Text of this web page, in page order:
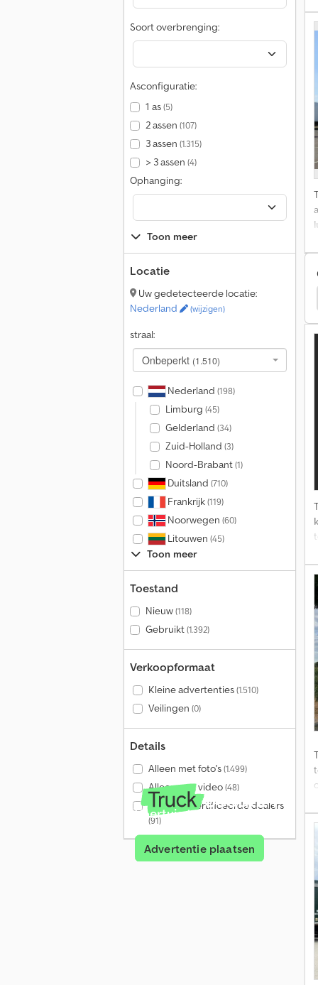
Soort overbrenging:
Asconfiguratie:
1 as(5)
2 assen (107)
3 assen (1.315)
> 3 assen (4)
Ophanging:
Toon meer
Locatie
Uw gedetecteerde locatie:
Nederland
(wijzigen)
straal:
Onbeperkt (1.510)
Nederland (198)
Limburg (45)
Gelderland (34)
Zuid-Holland (3)
Noord-Brabant(1)
Duitsland (710)
Frankrijk(119)
Noorwegen (60)
Litouwen (45)
Toon meer
Toestand
Nieuw(118)
Gebruikt(1.392)
Verkoopformaat
Kleine advertenties(1.510)
Veilingen (0)
Details
Alleen met foto's(1.499)
Alleen met video(48)
Alleen gecertificeerde dealers
(91)
Voertuig te koop?
Advertentie plaatsen
Stu Kipper Opleggers Reisch Kipper Opleggers
kg